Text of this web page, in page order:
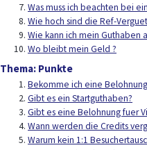
Was muss ich beachten bei
Wie hoch sind die Ref-
Wie kann ich mein Guthaben
Wo bleibt mein Geld ?
Thema: Punkte
Bekomme ich eine
Gibt es ein Startguthaben?
Gibt es eine Belohnung fuer
Wann werden die Credits
Warum kein 1:1